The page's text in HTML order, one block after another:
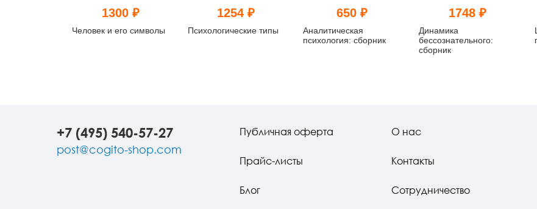
1300 ₽
Человек и его символы
1254 ₽
Психологические типы
650 ₽
Аналитическая
психология: сборник
1748 ₽
Динамика
бессознательного:
сборник
+7 (495) 540-57-27
post@cogito-shop.com
Публичная оферта
Прайс-листы
Блог
О нас
Контакты
Сотрудничество